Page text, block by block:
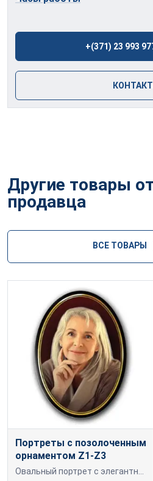
+(371) 23 993
Другие товары
продавца
ВСЕ ТОВАРЫ
Портреты с позолоченным
орнаментом Z1-Z3
Овальный портрет с элегантной позолоченной окантовкой. Фотография выполнена в теплых тонах, фон имеет глубокий оттенок, создавая ощущение уюта и благородства. Портреты можно изготовить в цветном, черно-белом и коричневом (сепия) варианте. Возможно изготовление портретов больших размеров. Цену на портреты большого размера, начиная с 24*30 см, уточняйте отдельно. Доставка через Omniva или самовывоз из офиса (Mālu iela 28, k3, Rīga)